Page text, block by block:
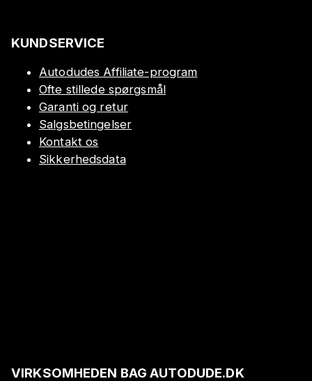
KUNDSERVICE
Autodudes Affiliate-program
Ofte stillede spørgsmål
Garanti og retur
Salgsbetingelser
Kontakt os
Sikkerhedsdata
VIRKSOMHEDEN BAG AUTODUDE.DK